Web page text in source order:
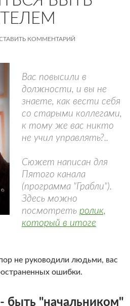
КОММЕНТАРИЙ
Вас повысили в
должности, и вы не
знаете, как вести себя
со старыми коллегами,
к тому же вас никто
не учил управлять?..
Сюжет написан для
Пятого канала
(программа "Грабли").
Здесь можно
посмотреть ролик,
который в итоге
не руководили людьми, вас
ошибки.
быть "начальником"